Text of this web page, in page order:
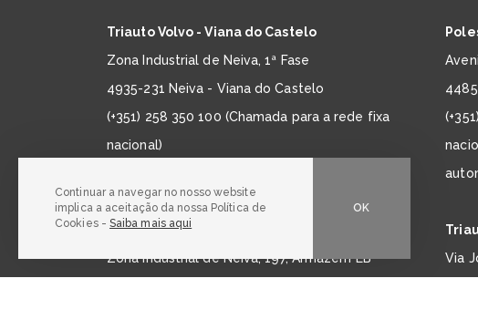
Triauto Volvo - Viana do Castelo
Zona Industrial de Neiva, 1ª Fase
4935-231 Neiva - Viana do Castelo
(+351) 258 350 100 (Chamada para a rede fixa
nacional)
Triauto MG Motor - Viana do Castelo
Zona Industrial de Neiva, 197, Armazém EB
Via
Continuar a navegar no nosso website
implica a aceitação da nossa Política de
Cookies - Saiba mais aqui
OK